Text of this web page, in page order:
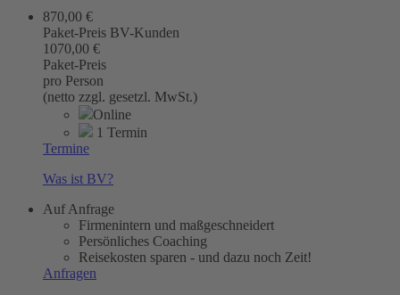
870,00 €
Paket-Preis BV-Kunden
1070,00 €
Paket-Preis
pro Person
(netto zzgl. gesetzl. MwSt.)
Online
1 Termin
Termine
Was ist BV?
Auf Anfrage
Firmenintern und maßgeschneidert
Persönliches Coaching
Reisekosten sparen - und dazu noch Zeit!
Anfragen